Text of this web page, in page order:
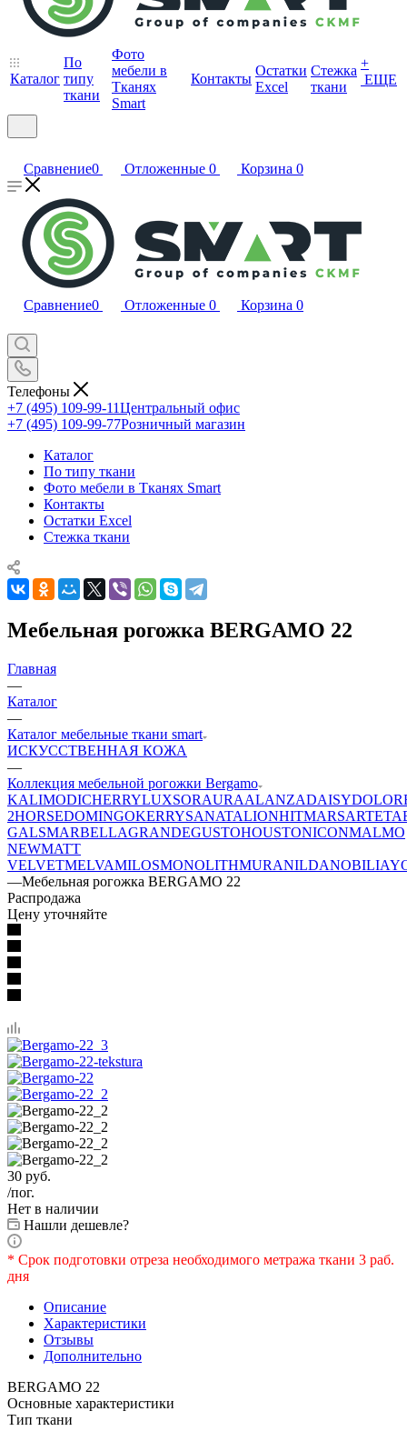
Каталог
По
типу
ткани
Фото
мебели в
Тканях
Smart
Контакты
Остатки
Excel
Стежка
ткани
+
ЕЩЕ
Сравнение0 Отложенные 0 Корзина 0
Сравнение0 Отложенные 0 Корзина 0
Телефоны
+7 (495) 109-99-11Центральный офис
+7 (495) 109-99-77Розничный магазин
Каталог
По типу ткани
Фото мебели в Тканях Smart
Контакты
Остатки Excel
Стежка ткани
Мебельная рогожка BERGAMO 22
Главная
—
Каталог
—
Каталог мебельные ткани smart
ИСКУССТВЕННАЯ КОЖА
—
Коллекция мебельной рогожки Bergamo
KALIMODICHERRYLUXSORAURAALANZADAISY
2HORSEDOMINGOKERRYSANATALIONHITMARSARTE
GALSMARBELLAGRANDEGUSTOHOUSTONICONMALMO
NEWMATT
VELVETMELVAMILOSMONOLITHMURANILDANOBILIA
—Мебельная рогожка BERGAMO 22
Распродажа
Цену уточняйте
30 руб.
/пог.
Нет в наличии
Нашли дешевле?
* Срок подготовки отреза необходимого метража ткани 3 раб.
дня
Описание
Характеристики
Отзывы
Дополнительно
BERGAMO 22
Основные характеристики
Тип ткани